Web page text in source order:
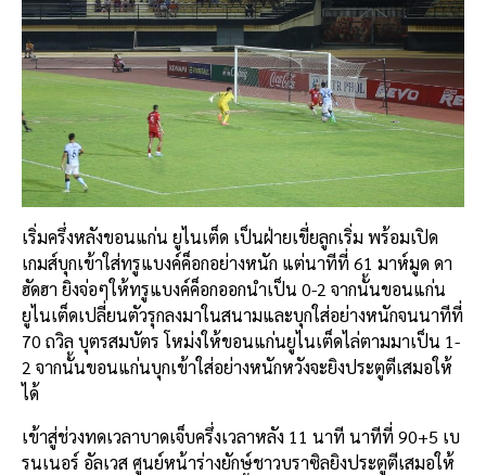
เริ่มครึ่งหลังขอนแก่น ยูไนเต็ด เป็นฝ่ายเขี่ยลูกเริ่ม พร้อมเปิด
เกมส์บุกเข้าใส่ทรูแบงค์ค็อกอย่างหนัก แต่นาทีที่ 61 มาห์มูด ดา
ฮัดฮา ยิงจ่อๆให้ทรูแบงค์ค็อกออกนำเป็น 0-2 จากนั้นขอนแก่น
ยูไนเต็ดเปลี่ยนตัวรุกลงมาในสนามและบุกใส่อย่างหนักจนนาทีที่
70 ถวิล บุตรสมบัตร โหม่งให้ขอนแก่นยูไนเต็ดไล่ตามมาเป็น 1-
2 จากนั้นขอนแก่นบุกเข้าใส่อย่างหนักหวังจะยิงประตูตีเสมอให้
ได้
เข้าสู่ช่วงทดเวลาบาดเจ็บครึ่งเวลาหลัง 11 นาที นาทีที่ 90+5 เบ
รนเนอร์ อัลเวส ศูนย์หน้าร่างยักษ์ชาวบราซิลยิงประตูตีเสมอให้